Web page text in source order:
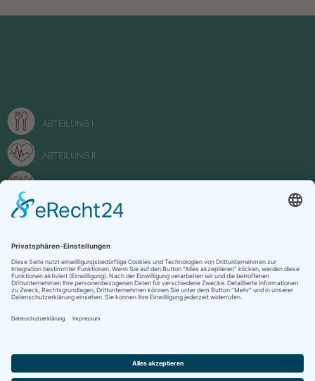
ABTEILUNG I
ABTEILUNG II
FACHOBERSCHULE
Impressum
Datenschutzerklärung
Kontakt